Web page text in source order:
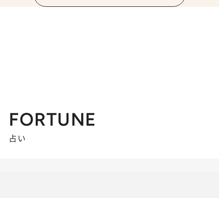
FORTUNE
占い